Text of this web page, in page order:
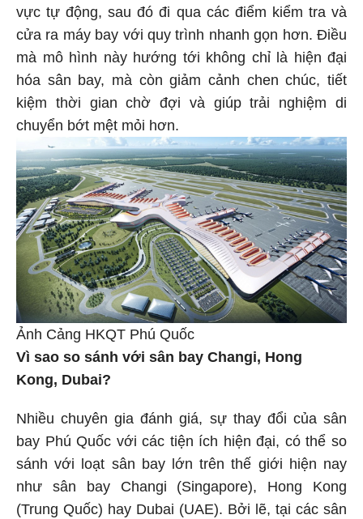
vực tự động, sau đó đi qua các điểm kiểm tra và
cửa ra máy bay với quy trình nhanh gọn hơn. Điều
mà mô hình này hướng tới không chỉ là hiện đại
hóa sân bay, mà còn giảm cảnh chen chúc, tiết
kiệm thời gian chờ đợi và giúp trải nghiệm di
chuyển bớt mệt mỏi hơn.
Ảnh Cảng HKQT Phú Quốc
Vì sao so sánh với sân bay Changi, Hong
Kong, Dubai?
Nhiều chuyên gia đánh giá, sự thay đổi của sân
bay Phú Quốc với các tiện ích hiện đại, có thể so
sánh với loạt sân bay lớn trên thế giới hiện nay
như sân bay Changi (Singapore), Hong Kong
(Trung Quốc) hay Dubai (UAE). Bởi lẽ, tại các sân